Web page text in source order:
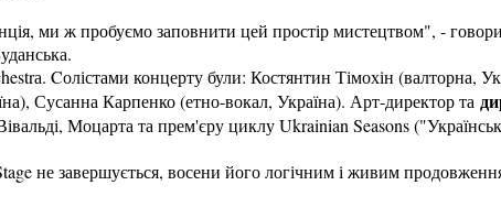
ми ж пробуємо заповнити цей простір мистецтвом", -
Cолістами концерту були: Костянтин Тімохін (валторна,
Сусанна Карпенко (етно-вокал, Україна). Арт-директор та
Моцарта та прем'єру циклу Ukrainian Seasons
не завершується, восени його логічним і живим